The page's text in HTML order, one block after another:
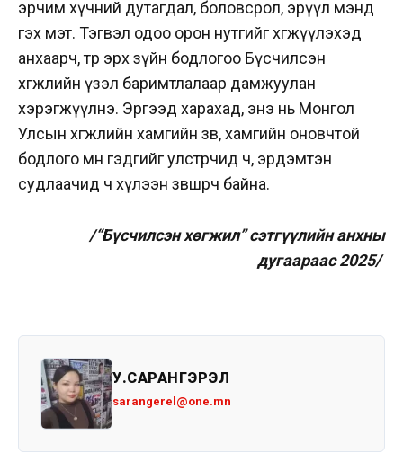
эрчим хүчний дутагдал, боловсрол, эрүүл мэнд
гэх мэт. Тэгвэл одоо орон нутгийг хөгжүүлэхэд
анхаарч, төр эрх зүйн бодлогоо Бүсчилсэн
хөгжлийн үзэл баримтлалаар дамжуулан
хэрэгжүүлнэ. Эргээд харахад, энэ нь Монгол
Улсын хөгжлийн хамгийн зөв, хамгийн оновчтой
бодлого мөн гэдгийг улстөрчид ч, эрдэмтэн
судлаачид ч хүлээн зөвшөөрч байна.
/“Бүсчилсэн хөгжил” сэтгүүлийн анхны
дугаараас 2025/
У.САРАНГЭРЭЛ
sarangerel@one.mn